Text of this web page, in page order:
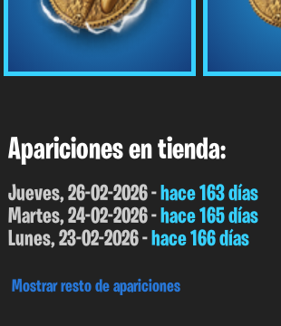
Apariciones en tienda:
Jueves, 26-02-2026 -hace 163 días
Martes, 24-02-2026 -hace 165 días
Lunes, 23-02-2026 -hace 166 días
Mostrar resto de apariciones